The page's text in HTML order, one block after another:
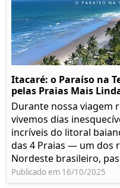
Itacaré: o Paraíso na
pelas Praias Mais
Durante nossa viagem
vivemos dias
incríveis do litoral
das 4 Praias — um dos
Nordeste brasileiro,
Publicado em 16/10/2025